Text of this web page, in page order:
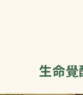
生命